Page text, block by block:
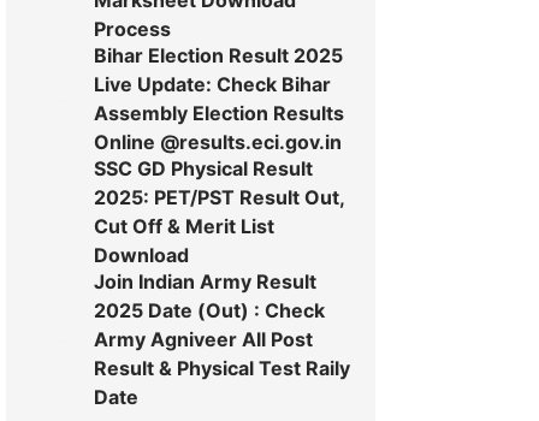
Process
Bihar Election Result 2025
Live Update: Check Bihar
Assembly Election Results
Online @results.eci.gov.in
SSC GD Physical Result
2025: PET/PST Result Out,
Cut Off & Merit List
Download
Join Indian Army Result
2025 Date (Out) : Check
Army Agniveer All Post
Result & Physical Test Raily
Date